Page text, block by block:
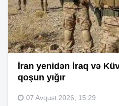
İran yenidən İraq və
qoşun yığır
07 Avqust 2026, 15:29